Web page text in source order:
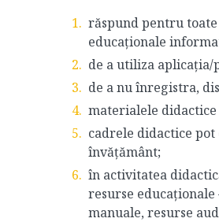
răspund pentru
educaționale
de a utiliza
de a nu înregistra,
materialele
cadrele didactice
învățământ;
în activitatea
resurse
manuale, resurse